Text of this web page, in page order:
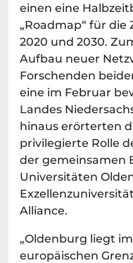
einen eine
„Roadmap“ für
2020 und 2030.
Aufbau neuer
Forschenden
eine im Februar
Landes
hinaus erörterten
privilegierte Rolle
der gemeinsamen
Universitäten
Alliance.
„Oldenburg liegt
europäischen